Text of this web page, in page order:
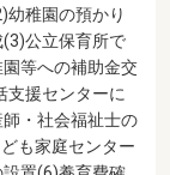
幼稚園の預かり
公立保育所で
等への補助金交
支援センターに
・社会福祉士の
も家庭センター